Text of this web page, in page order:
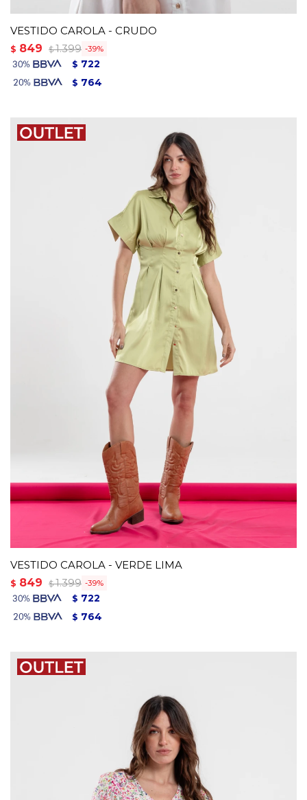
VESTIDO CAROLA - CRUDO
$ 849 $ 1.399 39
$ 722
$ 764
VESTIDO CAROLA - VERDE LIMA
$ 849 $ 1.399 39
$ 722
$ 764